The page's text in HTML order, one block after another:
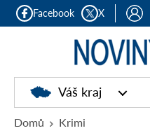
Facebook X
Noviny
kraje
Váš kraj
Domů Krimi